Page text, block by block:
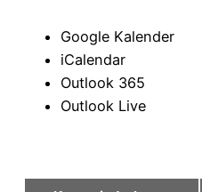
Google Kalender
iCalendar
Outlook 365
Outlook Live